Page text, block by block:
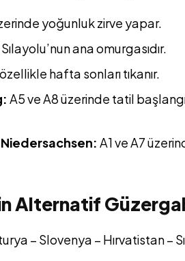
yoğunluk zirve yapar.
ana omurgasıdır.
hafta sonları tıkanır.
A5 ve A8 üzerinde tatil
A1 ve A7
Alternatif
– Slovenya – Hırvatistan –